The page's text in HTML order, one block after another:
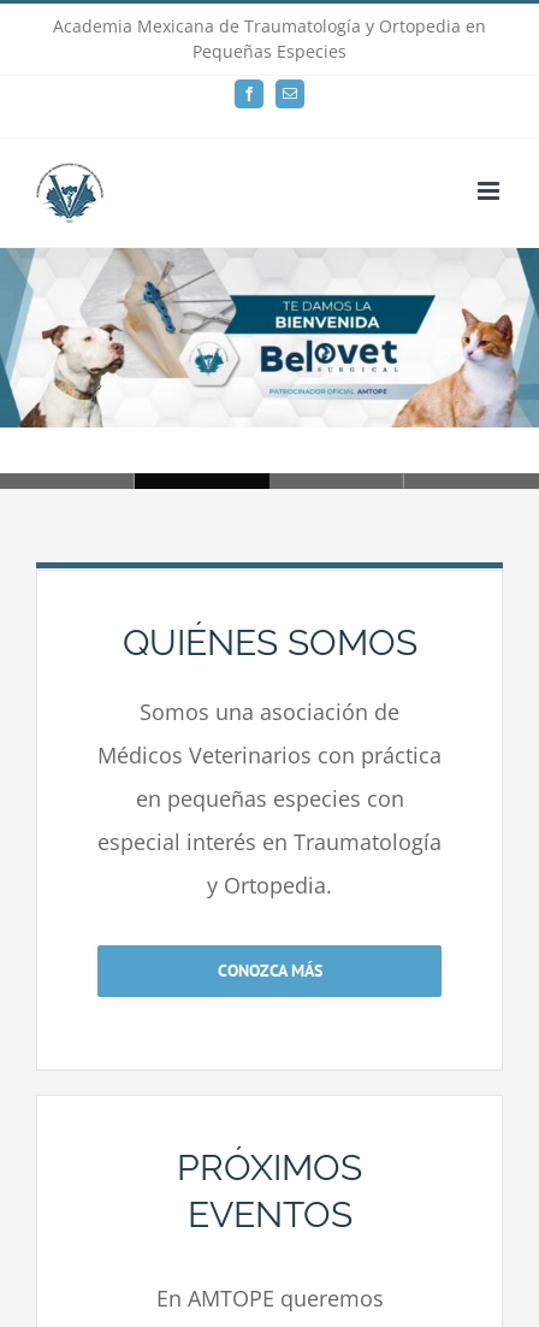
Academia Mexicana de Traumatología y Ortopedia en
Pequeñas Especies
FacebookEmail
Loading...
QUIÉNES SOMOS
Somos una asociación de
Médicos Veterinarios con práctica
en pequeñas especies con
especial interés en Traumatología
y Ortopedia.
CONOZCA MÁS
PRÓXIMOS
EVENTOS
En AMTOPE queremos